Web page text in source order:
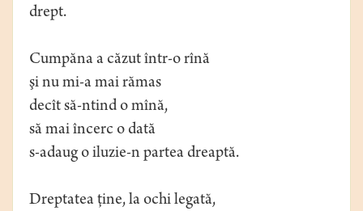
drept.
Cumpăna a căzut într-o rînă
şi nu mi-a mai rămas
decît să-ntind o mînă,
să mai încerc o dată
s-adaug o iluzie-n partea dreaptă.
Dreptatea ţine, la ochi legată,